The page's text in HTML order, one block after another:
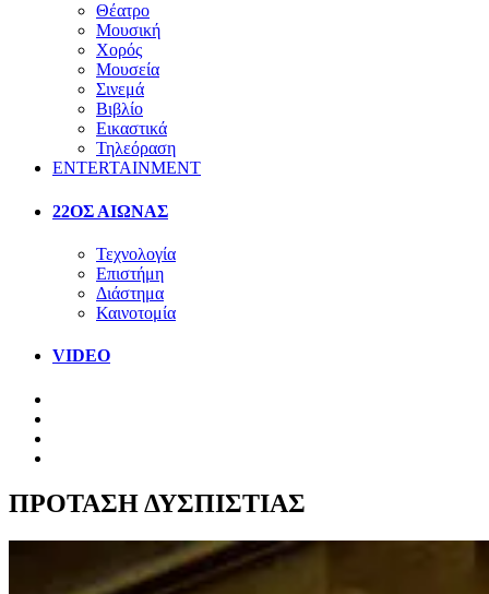
Θέατρο
Μουσική
Χορός
Μουσεία
Σινεμά
Βιβλίο
Εικαστικά
Τηλεόραση
ENTERTAINMENT
22ΟΣ ΑΙΩΝΑΣ
Τεχνολογία
Επιστήμη
Διάστημα
Καινοτομία
VIDEO
ΠΡΟΤΑΣΗ ΔΥΣΠΙΣΤΙΑΣ